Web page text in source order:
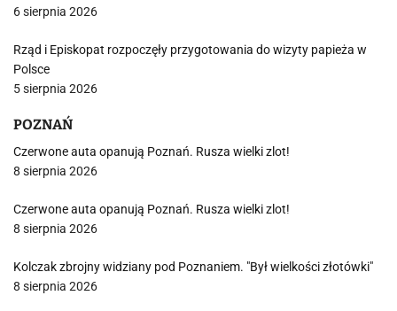
6 sierpnia 2026
Rząd i Episkopat rozpoczęły przygotowania do wizyty papieża w
Polsce
5 sierpnia 2026
POZNAŃ
Czerwone auta opanują Poznań. Rusza wielki zlot!
8 sierpnia 2026
Czerwone auta opanują Poznań. Rusza wielki zlot!
8 sierpnia 2026
Kolczak zbrojny widziany pod Poznaniem. "Był wielkości złotówki"
8 sierpnia 2026